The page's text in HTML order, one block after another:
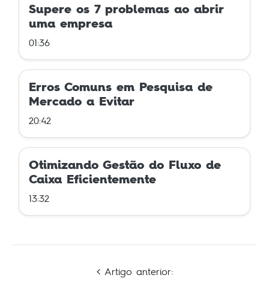
Supere os 7 problemas ao abrir
uma empresa
01:36
Erros Comuns em Pesquisa de
Mercado a Evitar
20:42
Otimizando Gestão do Fluxo de
Caixa Eficientemente
13:32
Artigo anterior: